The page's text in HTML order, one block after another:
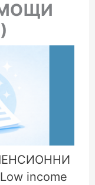
Low income